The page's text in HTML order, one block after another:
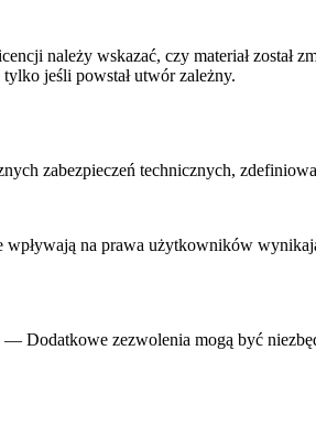
należy wskazać, czy materiał został
jeśli powstał utwór zależny.
zabezpieczeń technicznych,
na prawa użytkowników
— Dodatkowe zezwolenia mogą być